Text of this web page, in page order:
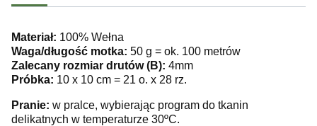
Materiał: 100% Wełna
Waga/długość motka: 50 g = ok. 100 metrów
Zalecany rozmiar drutów (B): 4mm
Próbka: 10 x 10 cm = 21 o. x 28 rz.
Pranie: w pralce, wybierając program do tkanin
delikatnych w temperaturze 30ºC.